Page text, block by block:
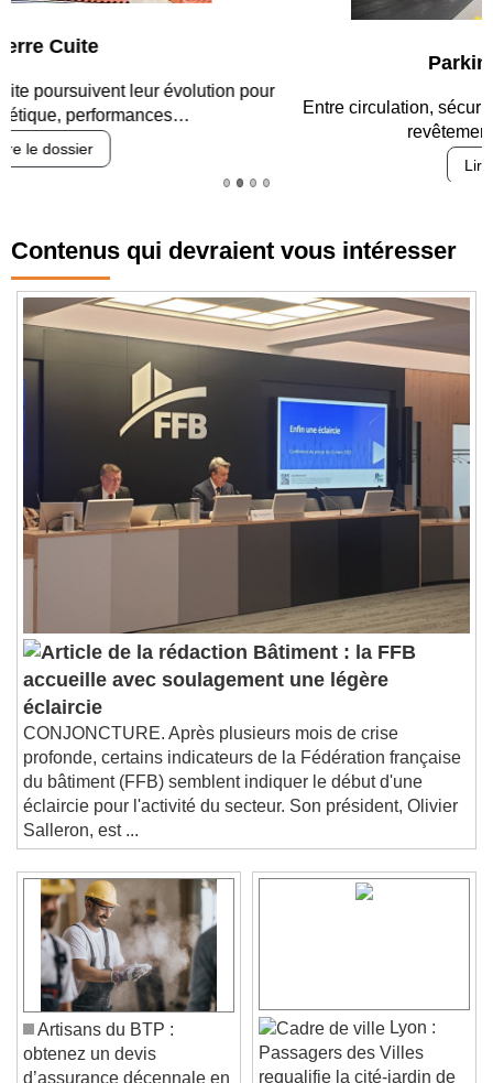
Entre circulation, sécurisation des accès, durabilité des
Contenus qui devraient vous intéresser
Bâtiment : la FFB
accueille avec soulagement une légère
éclaircie
CONJONCTURE. Après plusieurs mois de crise
profonde, certains indicateurs de la Fédération française
du bâtiment (FFB) semblent indiquer le début d'une
éclaircie pour l'activité du secteur. Son président, Olivier
Salleron, est ...
Artisans du BTP :
obtenez un devis
Lyon :
Passagers des Villes